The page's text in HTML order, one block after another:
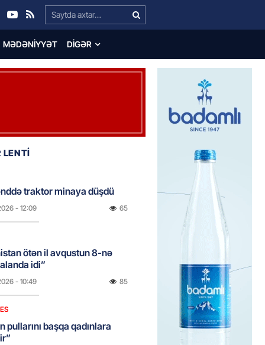
Search…
MƏDƏNIYYƏT DIGƏR
traktor minaya düşdü
- 12:09 65
ötən il avqustun 8-nə
idi”
- 10:49 85
pullarını başqa qadınlara